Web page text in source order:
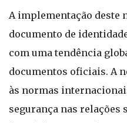
A implementação deste
documento de
com uma tendência
documentos oficiais. A
às normas
segurança nas relações